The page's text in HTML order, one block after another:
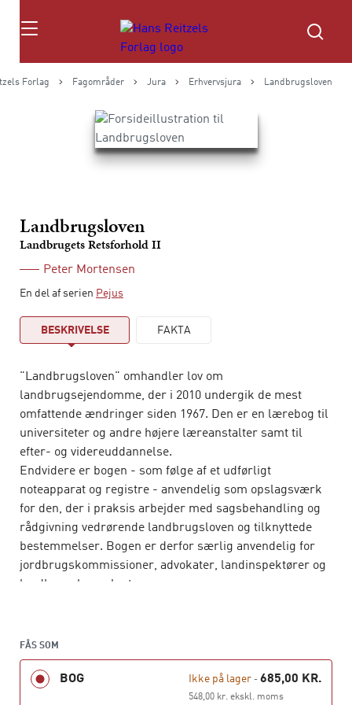
Søg
Forlag Fagområder Jura Erhvervsjura Landbrugsloven
Landbrugsloven
Landbrugets Retsforhold II
Peter Mortensen
En del af serien Pejus
BESKRIVELSE FAKTA
"Landbrugsloven" omhandler lov om
landbrugsejendomme, der i 2010 undergik de mest
omfattende ændringer siden 1967. Den er en lærebog til
universiteter og andre højere læreanstalter samt til
efter- og videreuddannelse.
Endvidere er bogen - som følge af et udførligt
noteapparat og registre - anvendelig som opslagsværk
for den, der i praksis arbejder med sagsbehandling og
rådgivning vedrørende landbrugsloven og tilknyttede
bestemmelser. Bogen er derfor særlig anvendelig for
jordbrugskommissioner, advokater, landinspektører og
landbrugskonsulenter.
bestemmelser i bl.a. planloven, naturbeskyttelsesloven,
husdyrgodkendelsesloven, jordfordelingsloven,
randzoneloven og lov om drift af landbrugsjorder.
FÅS SOM
BOG Ikke på lager- 685,00 KR.
548,00 kr. ekskl. moms